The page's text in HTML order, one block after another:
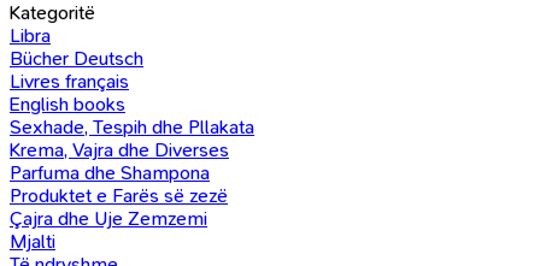
Kategoritë
Libra
Bücher Deutsch
Livres français
English books
Sexhade, Tespih dhe Pllakata
Krema, Vajra dhe Diverses
Parfuma dhe Shampona
Produktet e Farës së zezë
Çajra dhe Uje Zemzemi
Mjalti